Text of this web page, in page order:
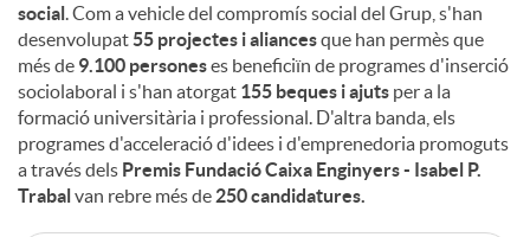
social. Com a vehicle del compromís social del Grup, s'han
desenvolupat55 projectes i aliancesque han permès que
més de 9.100 personeses beneficiïn de programes d'inserció
sociolaboral i s'han atorgat 155 beques i ajuts per a la
formació universitària i professional. D'altra banda, els
programes d'acceleració d'idees i d'emprenedoria promoguts
a través dels Premis Fundació Caixa Enginyers - Isabel P.
Trabalvan rebre més de 250 candidatures.